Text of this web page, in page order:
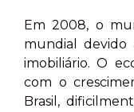
Em 2008, o
mundial
imobiliário. O
com o
Brasil,